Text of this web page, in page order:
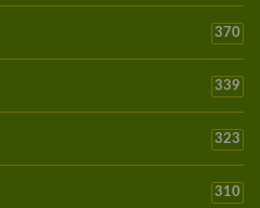
370
339
323
310